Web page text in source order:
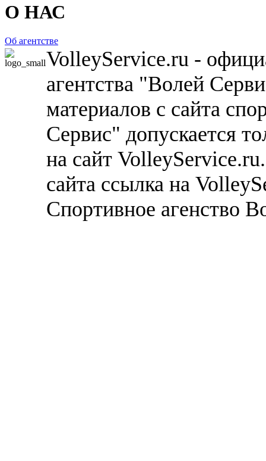
О НАС
Об агентстве
VolleyService.ru -
агентства "Волей
материалов с сайта
Сервис" допускается
на сайт
сайта ссылка на
Спортивное агенство